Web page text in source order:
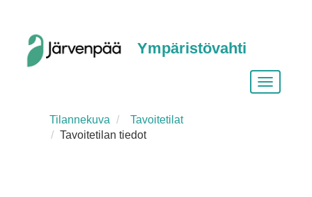
Ympäristövahti
Vaihda
Tilannekuva
Tavoitetilat
Tavoitetilan tiedot